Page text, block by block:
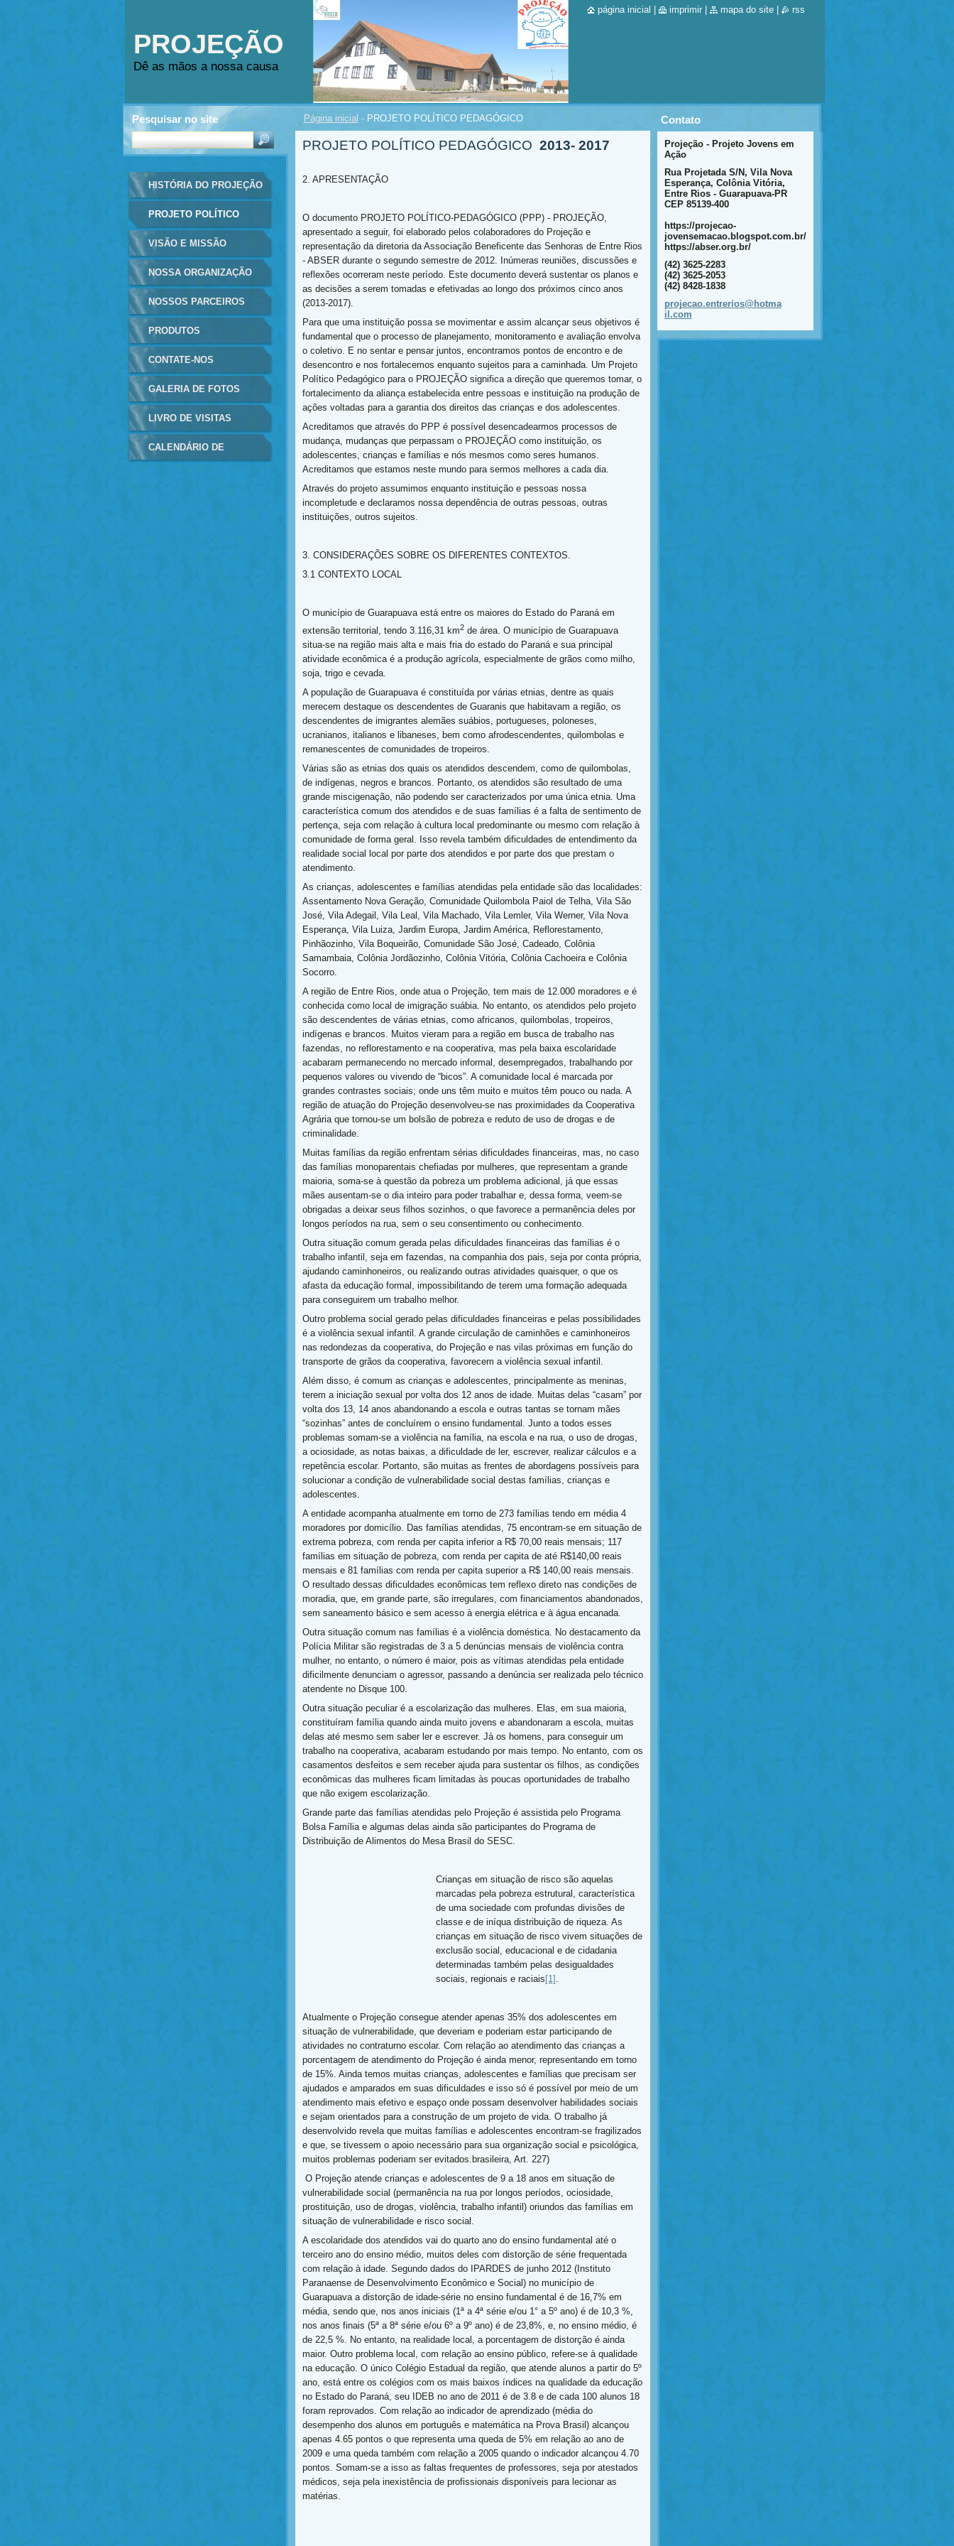
PROJEÇÃO
Dê as mãos a nossa causa
Página inicial - PROJETO POLÍTICO PEDAGÓGICO
PROJETO POLÍTICO PEDAGÓGICO 2013- 2017
2. APRESENTAÇÃO
O documento PROJETO POLÍTICO-PEDAGÓGICO (PPP) - PROJEÇÃO,
apresentado a seguir, foi elaborado pelos colaboradores do Projeção e
representação da diretoria da Associação Beneficente das Senhoras de Entre Rios
- ABSER durante o segundo semestre de 2012. Inúmeras reuniões, discussões e
reflexões ocorreram neste período. Este documento deverá sustentar os planos e
as decisões a serem tomadas e efetivadas ao longo dos próximos cinco anos
(2013-2017).
Para que uma instituição possa se movimentar e assim alcançar seus objetivos é
fundamental que o processo de planejamento, monitoramento e avaliação envolva
o coletivo. E no sentar e pensar juntos, encontramos pontos de encontro e de
desencontro e nos fortalecemos enquanto sujeitos para a caminhada. Um Projeto
Político Pedagógico para o PROJEÇÃO significa a direção que queremos tomar, o
fortalecimento da aliança estabelecida entre pessoas e instituição na produção de
ações voltadas para a garantia dos direitos das crianças e dos adolescentes.
Acreditamos que através do PPP é possível desencadearmos processos de
mudança, mudanças que perpassam o PROJEÇÃO como instituição, os
adolescentes, crianças e famílias e nós mesmos como seres humanos.
Acreditamos que estamos neste mundo para sermos melhores a cada dia.
Através do projeto assumimos enquanto instituição e pessoas nossa
incompletude e declaramos nossa dependência de outras pessoas, outras
instituições, outros sujeitos.
3. CONSIDERAÇÕES SOBRE OS DIFERENTES CONTEXTOS.
3.1 CONTEXTO LOCAL
O município de Guarapuava está entre os maiores do Estado do Paraná em
extensão territorial, tendo 3.116,31 km2de área. O município de Guarapuava
situa-se na região mais alta e mais fria do estado do Paraná e sua principal
atividade econômica é a produção agrícola, especialmente de grãos como milho,
soja, trigo e cevada.
A população de Guarapuava é constituída por várias etnias, dentre as quais
merecem destaque os descendentes de Guaranis que habitavam a região, os
descendentes de imigrantes alemães suábios, portugueses, poloneses,
ucranianos, italianos e libaneses, bem como afrodescendentes, quilombolas e
remanescentes de comunidades de tropeiros.
Várias são as etnias dos quais os atendidos descendem, como de quilombolas,
de indígenas, negros e brancos. Portanto, os atendidos são resultado de uma
grande miscigenação, não podendo ser caracterizados por uma única etnia. Uma
característica comum dos atendidos e de suas famílias é a falta de sentimento de
pertença, seja com relação à cultura local predominante ou mesmo com relação à
comunidade de forma geral. Isso revela também dificuldades de entendimento da
realidade social local por parte dos atendidos e por parte dos que prestam o
atendimento.
As crianças, adolescentes e famílias atendidas pela entidade são das localidades:
Assentamento Nova Geração, Comunidade Quilombola Paiol de Telha, Vila São
José, Vila Adegail, Vila Leal, Vila Machado, Vila Lemler, Vila Werner, Vila Nova
Esperança, Vila Luiza, Jardim Europa, Jardim América, Reflorestamento,
Pinhãozinho, Vila Boqueirão, Comunidade São José, Cadeado, Colônia
Samambaia, Colônia Jordãozinho, Colônia Vitória, Colônia Cachoeira e Colônia
Socorro.
A região de Entre Rios, onde atua o Projeção, tem mais de 12.000 moradores e é
conhecida como local de imigração suábia. No entanto, os atendidos pelo projeto
são descendentes de várias etnias, como africanos, quilombolas, tropeiros,
indígenas e brancos. Muitos vieram para a região em busca de trabalho nas
fazendas, no reflorestamento e na cooperativa, mas pela baixa escolaridade
acabaram permanecendo no mercado informal, desempregados, trabalhando por
pequenos valores ou vivendo de “bicos”. A comunidade local é marcada por
grandes contrastes sociais; onde uns têm muito e muitos têm pouco ou nada. A
região de atuação do Projeção desenvolveu-se nas proximidades da Cooperativa
Agrária que tornou-se um bolsão de pobreza e reduto de uso de drogas e de
criminalidade.
Muitas famílias da região enfrentam sérias dificuldades financeiras, mas, no caso
das famílias monoparentais chefiadas por mulheres, que representam a grande
maioria, soma-se à questão da pobreza um problema adicional, já que essas
mães ausentam-se o dia inteiro para poder trabalhar e, dessa forma, veem-se
obrigadas a deixar seus filhos sozinhos, o que favorece a permanência deles por
longos períodos na rua, sem o seu consentimento ou conhecimento.
Outra situação comum gerada pelas dificuldades financeiras das famílias é o
trabalho infantil, seja em fazendas, na companhia dos pais, seja por conta própria,
ajudando caminhoneiros, ou realizando outras atividades quaisquer, o que os
afasta da educação formal, impossibilitando de terem uma formação adequada
para conseguirem um trabalho melhor.
Outro problema social gerado pelas dificuldades financeiras e pelas possibilidades
é a violência sexual infantil. A grande circulação de caminhões e caminhoneiros
nas redondezas da cooperativa, do Projeção e nas vilas próximas em função do
transporte de grãos da cooperativa, favorecem a violência sexual infantil.
Além disso, é comum as crianças e adolescentes, principalmente as meninas,
terem a iniciação sexual por volta dos 12 anos de idade. Muitas delas “casam” por
volta dos 13, 14 anos abandonando a escola e outras tantas se tornam mães
“sozinhas” antes de concluírem o ensino fundamental. Junto a todos esses
problemas somam-se a violência na família, na escola e na rua, o uso de drogas,
a ociosidade, as notas baixas, a dificuldade de ler, escrever, realizar cálculos e a
repetência escolar. Portanto, são muitas as frentes de abordagens possíveis para
solucionar a condição de vulnerabilidade social destas famílias, crianças e
adolescentes.
A entidade acompanha atualmente em torno de 273 famílias tendo em média 4
moradores por domicílio. Das famílias atendidas, 75 encontram-se em situação de
extrema pobreza, com renda per capita inferior a R$ 70,00 reais mensais; 117
famílias em situação de pobreza, com renda per capita de até R$140,00 reais
mensais e 81 famílias com renda per capita superior a R$ 140,00 reais mensais.
O resultado dessas dificuldades econômicas tem reflexo direto nas condições de
moradia, que, em grande parte, são irregulares, com financiamentos abandonados,
sem saneamento básico e sem acesso à energia elétrica e à água encanada.
Outra situação comum nas famílias é a violência doméstica. No destacamento da
Polícia Militar são registradas de 3 a 5 denúncias mensais de violência contra
mulher, no entanto, o número é maior, pois as vítimas atendidas pela entidade
dificilmente denunciam o agressor, passando a denúncia ser realizada pelo técnico
atendente no Disque 100.
Outra situação peculiar é a escolarização das mulheres. Elas, em sua maioria,
constituíram família quando ainda muito jovens e abandonaram a escola, muitas
delas até mesmo sem saber ler e escrever. Já os homens, para conseguir um
trabalho na cooperativa, acabaram estudando por mais tempo. No entanto, com os
casamentos desfeitos e sem receber ajuda para sustentar os filhos, as condições
econômicas das mulheres ficam limitadas às poucas oportunidades de trabalho
que não exigem escolarização.
Grande parte das famílias atendidas pelo Projeção é assistida pelo Programa
Bolsa Família e algumas delas ainda são participantes do Programa de
Distribuição de Alimentos do Mesa Brasil do SESC.
Crianças em situação de risco são aquelas
marcadas pela pobreza estrutural, característica
de uma sociedade com profundas divisões de
classe e de iníqua distribuição de riqueza. As
crianças em situação de risco vivem situações de
exclusão social, educacional e de cidadania
determinadas também pelas desigualdades
sociais, regionais e raciais [1] .
Atualmente o Projeção consegue atender apenas 35% dos adolescentes em
situação de vulnerabilidade, que deveriam e poderiam estar participando de
atividades no contraturno escolar. Com relação ao atendimento das crianças a
porcentagem de atendimento do Projeção é ainda menor, representando em torno
de 15%. Ainda temos muitas crianças, adolescentes e famílias que precisam ser
ajudados e amparados em suas dificuldades e isso só é possível por meio de um
atendimento mais efetivo e espaço onde possam desenvolver habilidades sociais
e sejam orientados para a construção de um projeto de vida. O trabalho já
desenvolvido revela que muitas famílias e adolescentes encontram-se fragilizados
e que, se tivessem o apoio necessário para sua organização social e psicológica,
muitos problemas poderiam ser evitados.brasileira, Art. 227)
O Projeção atende crianças e adolescentes de 9 a 18 anos em situação de
vulnerabilidade social (permanência na rua por longos períodos, ociosidade,
prostituição, uso de drogas, violência, trabalho infantil) oriundos das famílias em
situação de vulnerabilidade e risco social.
A escolaridade dos atendidos vai do quarto ano do ensino fundamental até o
terceiro ano do ensino médio, muitos deles com distorção de série frequentada
com relação à idade. Segundo dados do IPARDES de junho 2012 (Instituto
Paranaense de Desenvolvimento Econômico e Social) no município de
Guarapuava a distorção de idade-série no ensino fundamental é de 16,7% em
média, sendo que, nos anos iniciais (1ª a 4ª série e/ou 1° a 5º ano) é de 10,3 %,
nos anos finais (5ª a 8ª série e/ou 6º a 9º ano) é de 23,8%, e, no ensino médio, é
de 22,5 %. No entanto, na realidade local, a porcentagem de distorção é ainda
maior. Outro problema local, com relação ao ensino público, refere-se à qualidade
na educação. O único Colégio Estadual da região, que atende alunos a partir do 5º
ano, está entre os colégios com os mais baixos índices na qualidade da educação
no Estado do Paraná, seu IDEB no ano de 2011 é de 3.8 e de cada 100 alunos 18
foram reprovados. Com relação ao indicador de aprendizado (média do
desempenho dos alunos em português e matemática na Prova Brasil) alcançou
apenas 4.65 pontos o que representa uma queda de 5% em relação ao ano de
2009 e uma queda também com relação a 2005 quando o indicador alcançou 4.70
pontos. Somam-se a isso as faltas frequentes de professores, seja por atestados
médicos, seja pela inexistência de profissionais disponíveis para lecionar as
matérias.
HISTÓRIA DO PROJEÇÃO
PROJETO POLÍTICO
PEDAGÓGICO
VISÃO E MISSÃO
NOSSA ORGANIZAÇÃO
SOCIAL
NOSSOS PARCEIROS
PRODUTOS
CONTATE-NOS
GALERIA DE FOTOS
LIVRO DE VISITAS
CALENDÁRIO DE
Contato
Projeção - Projeto Jovens em
Ação
Rua Projetada S/N, Vila Nova
Esperança, Colônia Vitória,
Entre Rios - Guarapuava-PR
CEP 85139-400
https://projecao-
jovensemacao.blogspot.com.br/
https://abser.org.br/
(42) 3625-2283
(42) 3625-2053
(42) 8428-1838
projecao.entrerios@hotma
il.com
Pesquisar no site
página inicial imprimir mapa do site rss